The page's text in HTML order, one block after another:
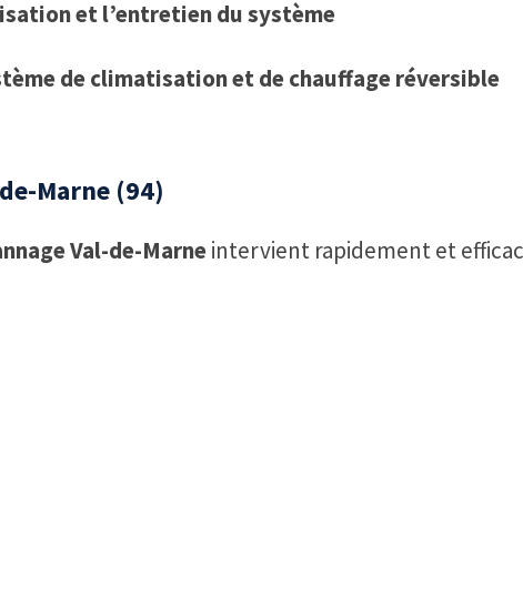
et l’entretien du système
de climatisation et de chauffage réversible
Marne (94)
Val-de-Marneintervient rapidement et